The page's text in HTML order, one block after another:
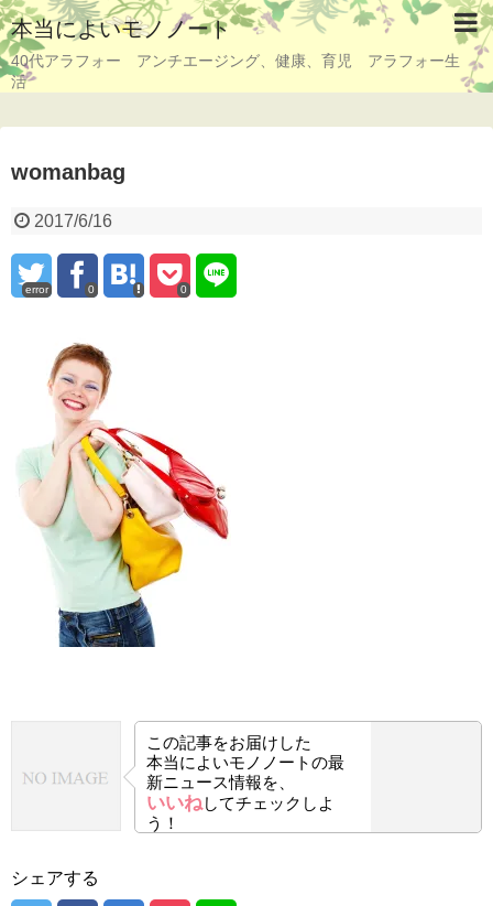
本当によいモノノート
40代アラフォー アンチエージング、健康、育児 アラフォー生
活
womanbag
2017/6/16
error 0 0
この記事をお届けした
本当によいモノノートの最
新ニュース情報を、
いいねしてチェックしよ
う！
シェアする